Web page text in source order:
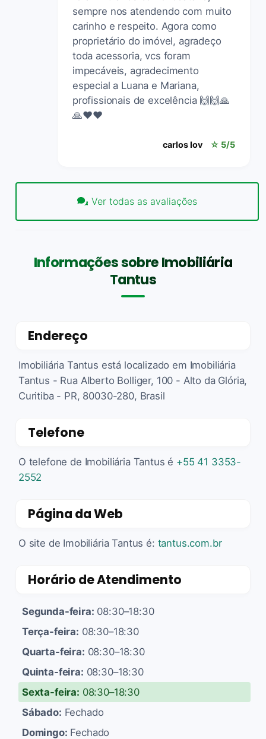
sempre nos atendendo com muito
carinho e respeito. Agora como
proprietário do imóvel, agradeço
toda acessoria, vcs foram
impecáveis, agradecimento
especial a Luana e Mariana,
profissionais de excelência 🙌🙌🙏
🙏❤️❤️
carlos lov ☆ 5/5
Ver todas as avaliações
Informações sobre Imobiliária
Tantus
Endereço
Imobiliária Tantus está localizado em Imobiliária
Tantus - Rua Alberto Bolliger, 100 - Alto da Glória,
Curitiba - PR, 80030-280, Brasil
Telefone
O telefone de Imobiliária Tantus é +55 41 3353-
2552
Página da Web
O site de Imobiliária Tantus é: tantus.com.br
Horário de Atendimento
Segunda-feira: 08:30–18:30
Terça-feira: 08:30–18:30
Quarta-feira: 08:30–18:30
Quinta-feira: 08:30–18:30
Sexta-feira: 08:30–18:30
Sábado: Fechado
Domingo: Fechado